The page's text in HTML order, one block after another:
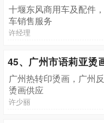
十堰东风商用车及配件
车销售服务
许经理
45、广州市语莉亚烫
广州热转印烫画，广州
烫画供应
许少丽